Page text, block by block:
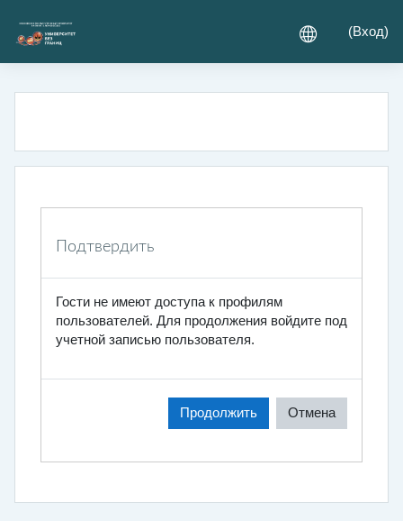
(Вход)
Подтвердить
Гости не имеют доступа к профилям
пользователей. Для продолжения войдите под
учетной записью пользователя.
Продолжить Отмена